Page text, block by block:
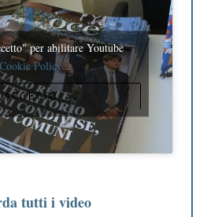
per abilitare Youtube
Cookie Policy
ACCETTO
tutti i video